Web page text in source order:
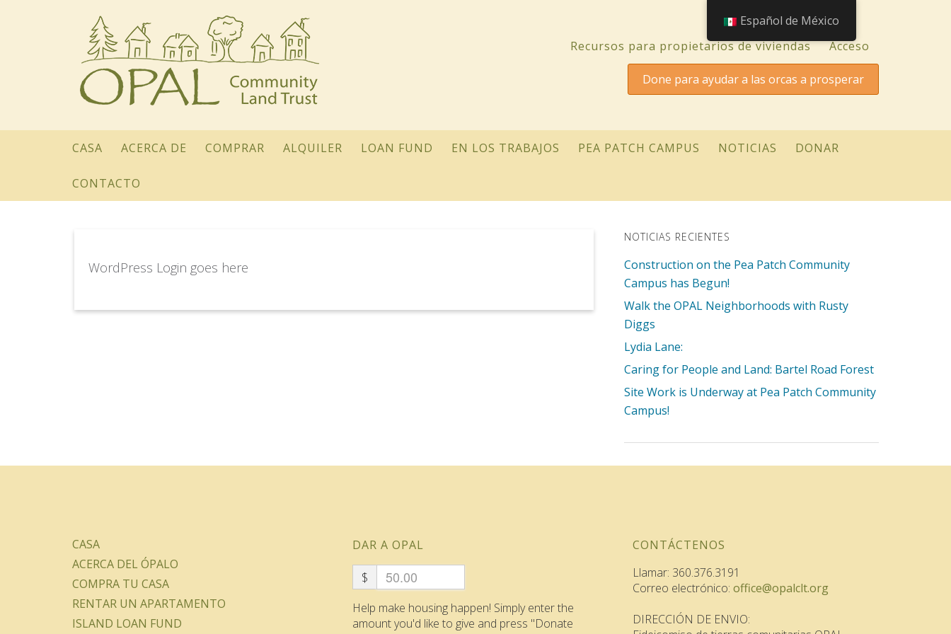
Recursos para propietarios de viviendas Acceso
Done para ayudar a las orcas a prosperar
CASA ACERCA DE COMPRAR ALQUILER LOAN FUND EN LOS TRABAJOS PEA PATCH CAMPUS NOTICIAS DONAR
CONTACTO
WordPress Login goes here
NOTICIAS RECIENTES
Construction on the Pea Patch Community
Campus has Begun!
Walk the OPAL Neighborhoods with Rusty
Diggs
Lydia Lane:
Caring for People and Land: Bartel Road Forest
Site Work is Underway at Pea Patch Community
Campus!
CASA
ACERCA DEL ÓPALO
COMPRA TU CASA
RENTAR UN APARTAMENTO
ISLAND LOAN FUND
DAR A OPAL
$
Help make housing happen! Simply enter the
amount you'd like to give and press "Donate
CONTÁCTENOS
Llamar: 360.376.3191
Correo electrónico: office@opalclt.org
DIRECCIÓN DE ENVIO:
Español de México